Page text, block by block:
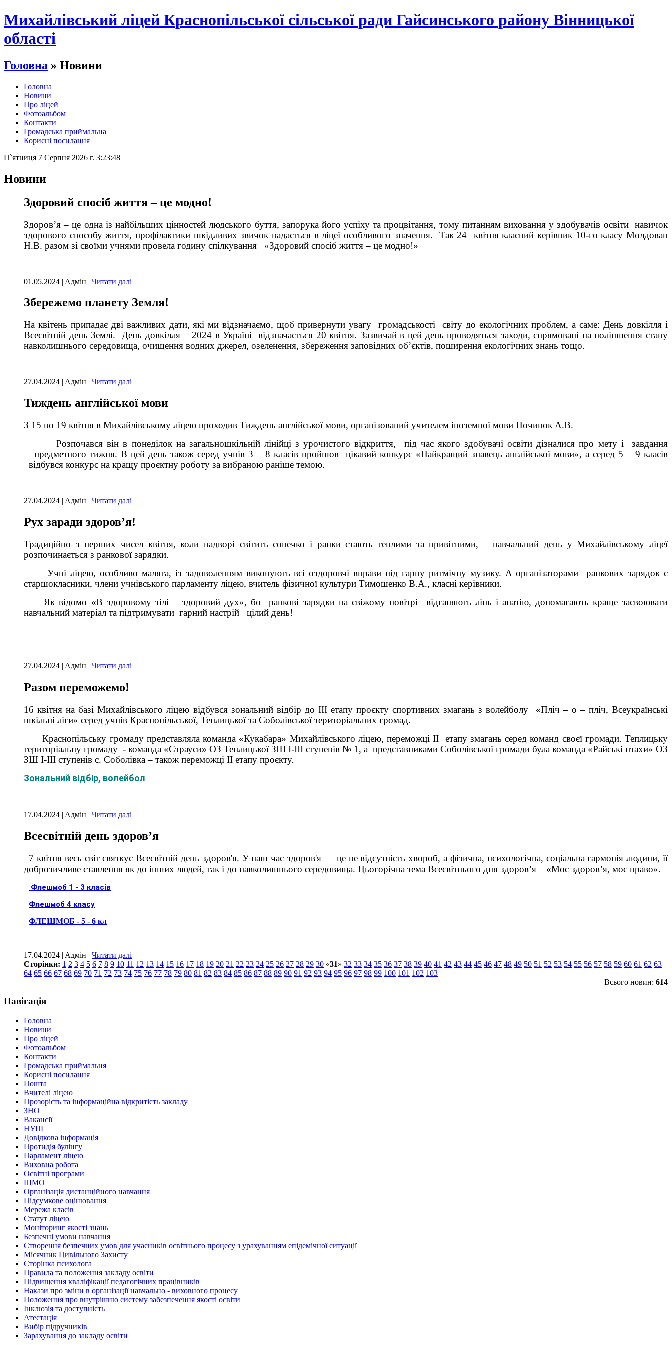
Михайлівський ліцей Краснопільської сільської ради Гайсинського району Вінницької
області
Головна » Новини
Головна
Новини
Про ліцей
Фотоальбом
Контакти
Громадська приймальна
Корисні посилання
П`ятниця 7 Серпня 2026 г. 3:23:49
Новини
Здоровий спосіб життя – це модно!
Здоров’я – це одна із найбільших цінностей людського буття, запорука його успіху та процвітання, тому питанням виховання у здобувачів освіти навичок
здорового способу життя, профілактики шкідливих звичок надається в ліцеї особливого значення. Так 24 квітня класний керівник 10-го класу Молдован
Н.В. разом зі своїми учнями провела годину спілкування «Здоровий спосіб життя – це модно!»
01.05.2024 | Aдмін | Читати далі
Збережемо планету Земля!
На квітень припадає дві важливих дати, які ми відзначаємо, щоб привернути увагу громадськості світу до екологічних проблем, а саме: День довкілля і
Всесвітній день Землі. День довкілля – 2024 в Україні відзначається 20 квітня. Зазвичай в цей день проводяться заходи, спрямовані на поліпшення стану
навколишнього середовища, очищення водних джерел, озеленення, збереження заповідних об’єктів, поширення екологічних знань тощо.
27.04.2024 | Aдмін | Читати далі
Тиждень англійської мови
З 15 по 19 квітня в Михайлівському ліцею проходив Тиждень англійської мови, організований учителем іноземної мови Починок А.В.
Розпочався він в понеділок на загальношкільній лінійці з урочистого відкриття, під час якого здобувачі освіти дізналися про мету і завдання
предметного тижня. В цей день також серед учнів 3 – 8 класів пройшов цікавий конкурс «Найкращий знавець англійської мови», а серед 5 – 9 класів
відбувся конкурс на кращу проєктну роботу за вибраною раніше темою.
27.04.2024 | Aдмін | Читати далі
Рух заради здоров’я!
Традиційно з перших чисел квітня, коли надворі світить сонечко і ранки стають теплими та привітними, навчальний день у Михайлівському ліцеї
розпочинається з ранкової зарядки.
Учні ліцею, особливо малята, із задоволенням виконують всі оздоровчі вправи під гарну ритмічну музику. А організаторами ранкових зарядок є
старшокласники, члени учнівського парламенту ліцею, вчитель фізичної культури Тимошенко В.А., класні керівники.
Як відомо «В здоровому тілі – здоровий дух», бо ранкові зарядки на свіжому повітрі відганяють лінь і апатію, допомагають краще засвоювати
навчальний матеріал та підтримувати гарний настрій цілий день!
27.04.2024 | Aдмін | Читати далі
Разом переможемо!
16 квітня на базі Михайлівського ліцею відбувся зональний відбір до ІІІ етапу проєкту спортивних змагань з волейболу «Пліч – о – пліч, Всеукраїнські
шкільні ліги» серед учнів Краснопільської, Теплицької та Соболівської територіальних громад.
Краснопільську громаду представляла команда «Кукабара» Михайлівського ліцею, переможці ІІ етапу змагань серед команд своєї громади. Теплицьку
територіальну громаду - команда «Страуси» ОЗ Теплицької ЗШ І-ІІІ ступенів № 1, а представниками Соболівської громади була команда «Райські птахи» ОЗ
ЗШ І-ІІІ ступенів с. Соболівка – також переможці ІІ етапу проєкту.
Зональний відбір, волейбол
17.04.2024 | Aдмін | Читати далі
Всесвітній день здоров’я
7 квітня весь світ святкує Всесвітній день здоров'я. У наш час здоров'я — це не відсутність хвороб, а фізична, психологічна, соціальна гармонія людини, її
доброзичливе ставлення як до інших людей, так і до навколишнього середовища. Цьогорічна тема Всесвітнього дня здоров’я – «Моє здоров’я, моє право».
Флешмоб 1 - 3 класів
Флешмоб 4 класу
ФЛЕШМОБ - 5 - 6 кл
17.04.2024 | Aдмін | Читати далі
Сторінки: 1 2 3 4 5 6 7 8 9 10 11 12 13 14 15 16 17 18 19 20 21 22 23 24 25 26 27 28 29 30 «31» 32 33 34 35 36 37 38 39 40 41 42 43 44 45 46 47 48 49 50 51 52 53 54 55 56 57 58 59 60 61 62 63
64 65 66 67 68 69 70 71 72 73 74 75 76 77 78 79 80 81 82 83 84 85 86 87 88 89 90 91 92 93 94 95 96 97 98 99 100 101 102 103
Всього новин: 614
Навігація
Головна
Новини
Про ліцей
Фотоальбом
Контакти
Громадська приймальня
Корисні посилання
Пошта
Вчителі ліцею
Прозорість та інформаційна відкритість закладу
ЗНО
Вакансії
НУШ
Довідкова інформація
Протидія булінгу
Парламент ліцею
Виховна робота
Освітні програми
ШМО
Організація дистанційного навчання
Підсумкове оцінювання
Мережа класів
Статут ліцею
Моніторинг якості знань
Безпечні умови навчання
Створення безпечних умов для учасників освітнього процесу з урахуванням епідемічної ситуації
Місячник Цивільного Захисту
Сторінка психолога
Правила та положення закладу освіти
Підвищення кваліфікації педагогічних працівників
Накази про зміни в організації навчально - виховного процесу
Положення про внутрішню систему забезпечення якості освіти
Інклюзія та доступність
Атестація
Вибір підручників
Зарахування до закладу освіти